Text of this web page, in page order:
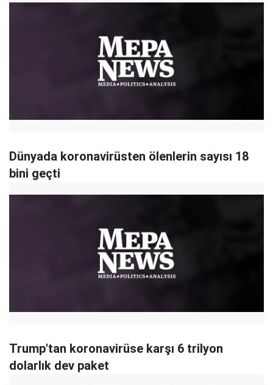
Dünyada koronavirüsten ölenlerin sayısı 18
bini geçti
Trump'tan koronavirüse karşı 6 trilyon
dolarlık dev paket